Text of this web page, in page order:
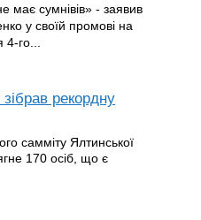
має сумнівів» - заявив
у своїй промові на
го...
рекордну
самміту Ялтинської
170 осіб, що є